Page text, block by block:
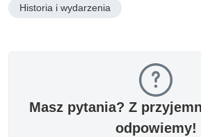
Historia i wydarzenia
Masz pytania? Z
odpowiemy!